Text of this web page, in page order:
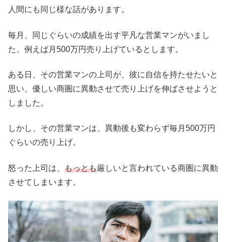
人間にも同じ様な話があります。
毎月、同じぐらいの成績を出す平凡な営業マンがいまし
た、例えば月500万円売り上げているとします。
ある日、その営業マンの上司が、彼に自信を持たせたいと
思い、優しい商圏に異動させて売り上げを伸ばさせようと
しました。
しかし、その営業マンは、異動後も変わらず毎月500万円
ぐらいの売り上げ。
怒った上司は、 もっとも厳しいと言われている商圏に異動
させてしまいます。